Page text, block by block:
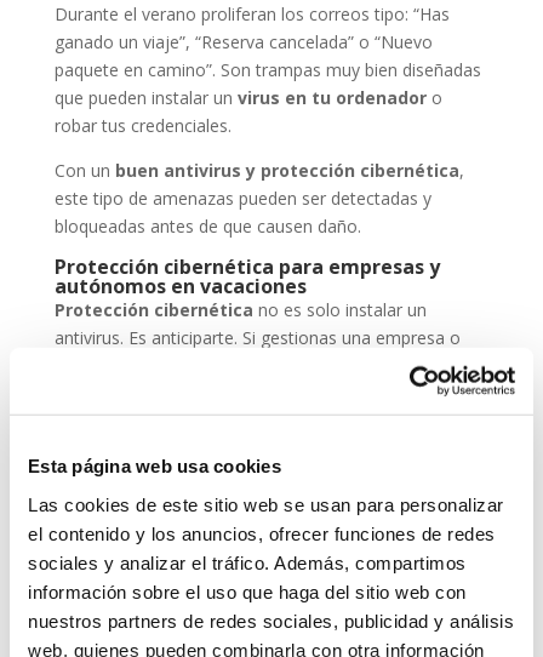
Esta página web usa cookies
Las cookies de este sitio web se usan para personalizar
el contenido y los anuncios, ofrecer funciones de redes
sociales y analizar el tráfico. Además, compartimos
información sobre el uso que haga del sitio web con
nuestros partners de redes sociales, publicidad y análisis
web, quienes pueden combinarla con otra información
Durante el verano proliferan los correos tipo: “Has
ganado un viaje”, “Reserva cancelada” o “Nuevo
paquete en camino”. Son trampas muy bien diseñadas
que pueden instalar un virus en tu ordenadoro
robar tus credenciales.
Con un buen antivirus y protección cibernética,
este tipo de amenazas pueden ser detectadas y
bloqueadas antes de que causen daño.
Protección cibernética para empresas y
autónomos en vacaciones
Protección cibernética no es solo instalar un
antivirus. Es anticiparte. Si gestionas una empresa o
eres autónomo, deja tus sistemas configurados para
trabajar en remoto de forma segura, mantén backups
actualizados y asegúrate de que tu antivirus está al día.
En System Network Communication, trabajamos cada
día con autónomos y pymes que confían su seguridad
, porque entienden que un
ataque en vacaciones puede suponer una pérdida de
datos, ingresos y reputación.
En System Network Communication, trabajamos cada
día con autónomos y pymes que confían su seguridad